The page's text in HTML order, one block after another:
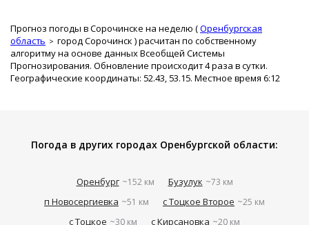
Прогноз погоды в Сорочинске на неделю (Оренбургская
область
город Сорочинск ) расчитан по собственному
алгоритму на основе данных Всеобщей Системы
Прогнозирования. Обновление происходит 4 раза в сутки.
Географические координаты: 52.43, 53.15. Местное время 6:12
Погода в других городах Оренбургской области:
Оренбург ~152 км Бузулук ~73 км
п Новосергиевка ~51 км с Тоцкое Второе ~25 км
с Тоцкое ~30 км с Кирсановка ~20 км